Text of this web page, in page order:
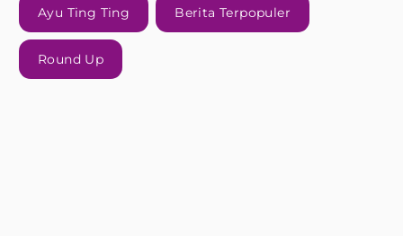
Ayu Ting Ting Berita Terpopuler
Round Up